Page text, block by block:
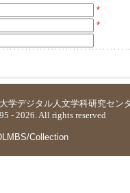
*
*
学デジタル人文学科研究セン
- 2026. All rights reserved
Collection